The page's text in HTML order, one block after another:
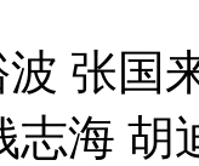
张国来
志海 胡